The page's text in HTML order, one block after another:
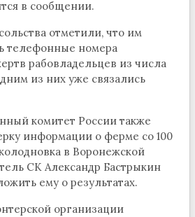
в сообщении.
отметили, что им
телефонные номера
рабовладельцев из числа
из них уже связались
комитет России также
информации о ферме со 100
в Воронежской
СК Александр Бастрыкин
ему о результатах.
организации